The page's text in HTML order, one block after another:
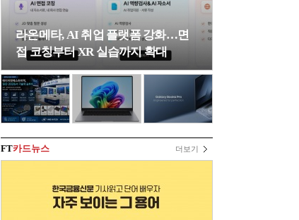
라온메타, AI 취업 플랫폼 강화…면
접 코칭부터 XR 실습까지 확대
FT카드뉴스 더보기